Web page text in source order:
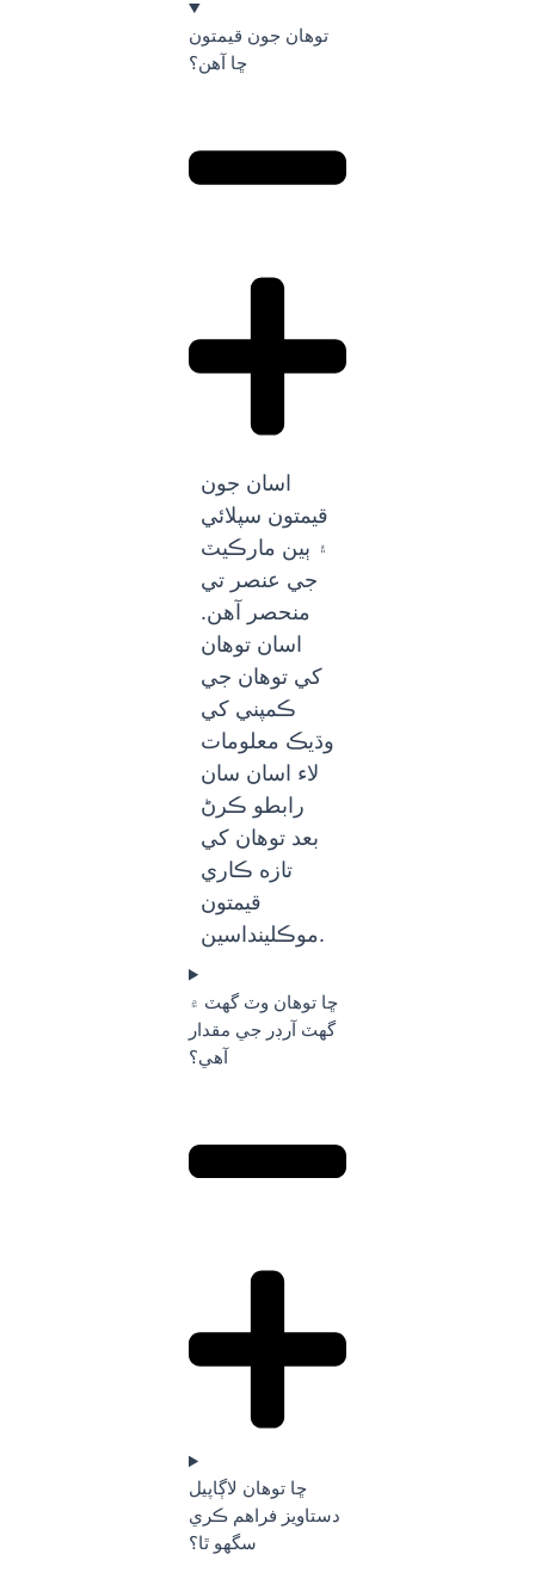
توهان جون قيمتون
ڇا آهن؟
اسان جون
قيمتون سپلائي
۽ ٻين مارڪيٽ
جي عنصر تي
منحصر آهن.
اسان توهان
کي توهان جي
ڪمپني کي
وڌيڪ معلومات
لاء اسان سان
رابطو ڪرڻ
بعد توهان کي
تازه ڪاري
قيمتون
موڪلينداسين.
ڇا توهان وٽ گهٽ ۾
گهٽ آرڊر جي مقدار
آهي؟
ڇا توهان لاڳاپيل
دستاويز فراهم ڪري
سگهو ٿا؟